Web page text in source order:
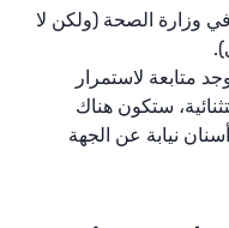
وزارة الصحة (ولكن لا
متابعة لاستمرار
ستكون هناك
نيابة عن الجهة